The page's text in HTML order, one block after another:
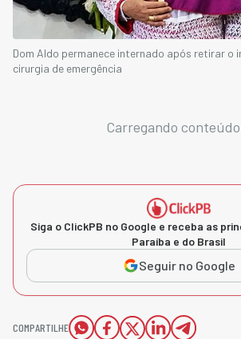
Dom Aldo permanece internado após retirar o
cirurgia de emergência
Carregando
Siga o ClickPB no Google e receba as
Paraíba e do Brasil
Seguir no Google
COMPARTILHE